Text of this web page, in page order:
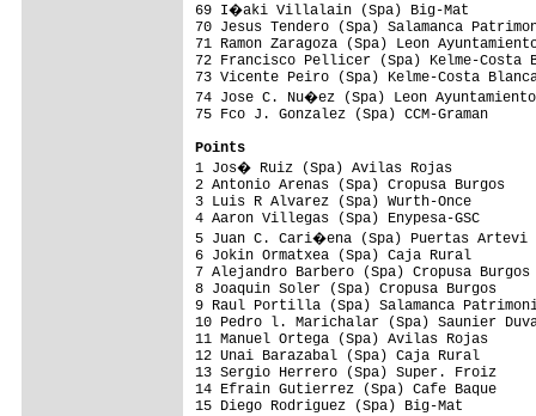
69 I�aki Villalain (Spa) Big-Mat
70 Jesus Tendero (Spa) Salamanca
71 Ramon Zaragoza (Spa) Leon
72 Francisco Pellicer (Spa) Kelme-
73 Vicente Peiro (Spa) Kelme-Costa
74 Jose C. Nu�ez (Spa) Leon
75 Fco J. Gonzalez (Spa) CCM-Graman
Points
1 Jos� Ruiz (Spa) Avilas Rojas
2 Antonio Arenas (Spa) Cropusa
3 Luis R Alvarez (Spa) Wurth-
4 Aaron Villegas (Spa) Enypesa-
5 Juan C. Cari�ena (Spa) Puertas
6 Jokin Ormatxea (Spa) Caja
7 Alejandro Barbero (Spa) Cropusa
8 Joaquin Soler (Spa) Cropusa
9 Raul Portilla (Spa) Salamanca
10 Pedro l. Marichalar (Spa)
11 Manuel Ortega (Spa) Avilas
12 Unai Barazabal (Spa) Caja
13 Sergio Herrero (Spa) Super.
14 Efrain Gutierrez (Spa) Cafe
15 Diego Rodriguez (Spa) Big-Mat